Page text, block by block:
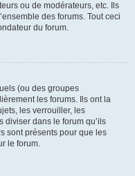
ou de modérateurs, etc. Ils
des forums. Tout ceci
du forum.
(ou des groupes
les forums. Ils ont la
les verrouiller, les
diviser dans le forum qu’ils
sont présents pour que les
le forum.